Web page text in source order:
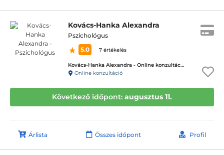
Kovács-Hanka Alexandra
Pszichológus
5.0
7 értékelés
Kovács-Hanka Alexandra - Online konzultáció
Online konzultáció
Következő időpont: augusztus 11.
Árlista Összes időpont Profil